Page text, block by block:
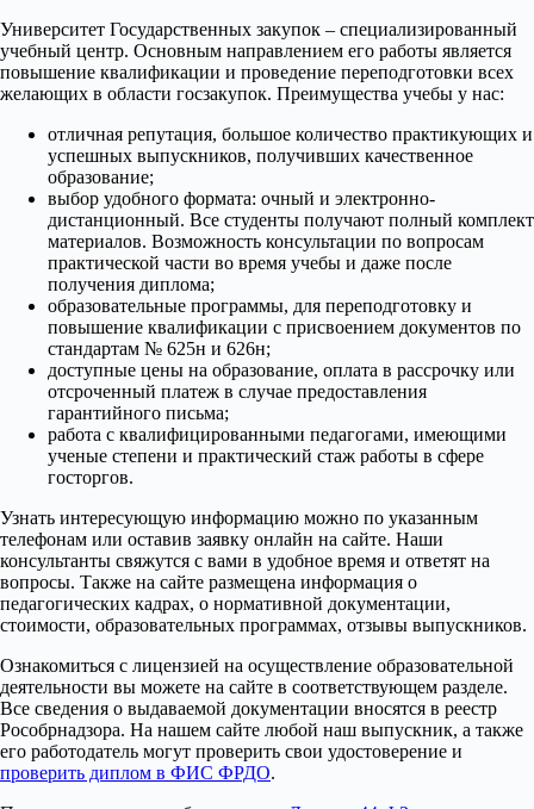
Университет Государственных закупок – специализированный
учебный центр. Основным направлением его работы является
повышение квалификации и проведение переподготовки всех
желающих в области госзакупок. Преимущества учебы у нас:
отличная репутация, большое количество практикующих и
успешных выпускников, получивших качественное
образование;
выбор удобного формата: очный и электронно-
дистанционный. Все студенты получают полный комплект
материалов. Возможность консультации по вопросам
практической части во время учебы и даже после
получения диплома;
образовательные программы, для переподготовку и
повышение квалификации с присвоением документов по
стандартам № 625н и 626н;
доступные цены на образование, оплата в рассрочку или
отсроченный платеж в случае предоставления
гарантийного письма;
работа с квалифицированными педагогами, имеющими
ученые степени и практический стаж работы в сфере
госторгов.
Узнать интересующую информацию можно по указанным
телефонам или оставив заявку онлайн на сайте. Наши
консультанты свяжутся с вами в удобное время и ответят на
вопросы. Также на сайте размещена информация о
педагогических кадрах, о нормативной документации,
стоимости, образовательных программах, отзывы выпускников.
Ознакомиться с лицензией на осуществление образовательной
деятельности вы можете на сайте в соответствующем разделе.
Все сведения о выдаваемой документации вносятся в реестр
Рособрнадзора. На нашем сайте любой наш выпускник, а также
его работодатель могут проверить свои удостоверение и
проверить диплом в ФИС ФРДО.